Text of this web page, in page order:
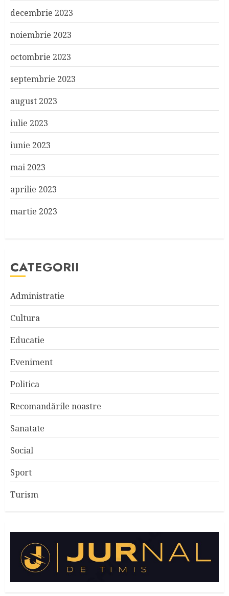
decembrie 2023
noiembrie 2023
octombrie 2023
septembrie 2023
august 2023
iulie 2023
iunie 2023
mai 2023
aprilie 2023
martie 2023
CATEGORII
Administratie
Cultura
Educatie
Eveniment
Politica
Recomandările noastre
Sanatate
Social
Sport
Turism